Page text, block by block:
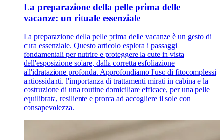
La preparazione della pelle prima delle
vacanze: un rituale essenziale
La preparazione della pelle prima delle vacanze è un gesto di
cura essenziale. Questo articolo esplora i passaggi
fondamentali per nutrire e proteggere la cute in vista
dell'esposizione solare, dalla corretta esfoliazione
all'idratazione profonda. Approfondiamo l'uso di fitocomplessi
antiossidanti, l'importanza di trattamenti mirati in cabina e la
costruzione di una routine domiciliare efficace, per una pelle
equilibrata, resiliente e pronta ad accogliere il sole con
consapevolezza.